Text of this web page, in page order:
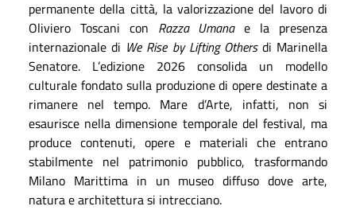
permanente della città, la valorizzazione del lavoro di
Oliviero Toscani con Razza Umanae la presenza
internazionale di We Rise by Lifting Othersdi Marinella
Senatore. L’edizione 2026 consolida un modello
culturale fondato sulla produzione di opere destinate a
rimanere nel tempo. Mare d’Arte, infatti, non si
esaurisce nella dimensione temporale del festival, ma
produce contenuti, opere e materiali che entrano
stabilmente nel patrimonio pubblico, trasformando
Milano Marittima in un museo diffuso dove arte,
natura e architettura si intrecciano.